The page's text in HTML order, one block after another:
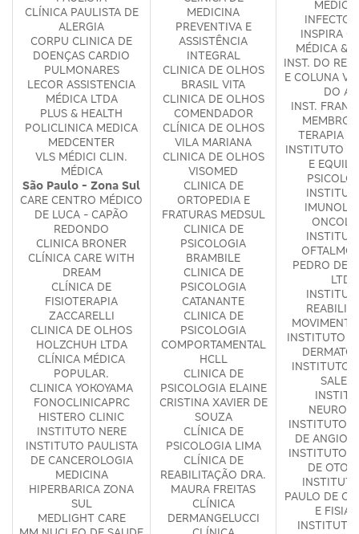
CLÍNICA PAULISTA DE
ALERGIA
CORPU CLINICA DE
DOENÇAS CARDIO
PULMONARES
LECOR ASSISTENCIA
MÉDICA LTDA
PLUS & HEALTH
POLICLINICA MEDICA
MEDCENTER
VLS MÉDICI CLIN.
MÉDICA
São Paulo - Zona Sul
CARE CENTRO MÉDICO
DE LUCA - CAPÃO
REDONDO
CLINICA BRONER
CLÍNICA CARE WITH
DREAM
CLÍNICA DE
FISIOTERAPIA
ZACCARELLI
CLINICA DE OLHOS
HOLZCHUH LTDA
CLÍNICA MÉDICA
POPULAR.
CLINICA YOKOYAMA
FONOCLINICAPRC
HISTERO CLINIC
INSTITUTO NERE
INSTITUTO PAULISTA
DE CANCEROLOGIA
MEDICINA
HIPERBARICA ZONA
SUL
MEDLIGHT CARE
MEDICINA
PREVENTIVA E
ASSISTÊNCIA
INTEGRAL
CLINICA DE OLHOS
BRASIL VITA
CLINICA DE OLHOS
COMENDADOR
CLÍNICA DE OLHOS
VILA MARIANA
CLINICA DE OLHOS
VISOMED
CLINICA DE
ORTOPEDIA E
FRATURAS MEDSUL
CLINICA DE
PSICOLOGIA
BRAMBILE
CLINICA DE
PSICOLOGIA
CATANANTE
CLINICA DE
PSICOLOGIA
COMPORTAMENTAL
HCLL
CLINICA DE
PSICOLOGIA ELAINE
CRISTINA XAVIER DE
SOUZA
CLÍNICA DE
PSICOLOGIA LIMA
CLÍNICA DE
REABILITAÇÃO DRA.
MAURA FREITAS
CLÍNICA
DERMANGELUCCI
MÉDICA
INSPIRA
MÉDICA &
INST. DO
E COLUNA
DO
INST.
MEMBRO
TERAPIA
INSTITUTO
E
PEDRO DE
LTDA
INSTITUTO
INSTITUTO
INSTITUTO
DE
INSTITUTO
DE
PAULO DE
E
INSTITUTO